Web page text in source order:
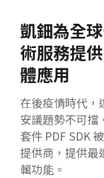
凱鈿為全
術服務提
體應用
在後疫情時代，
安議題勢不可擋
套件 PDF SDK
提供商，提供最
輯功能。